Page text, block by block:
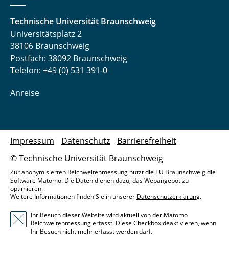
Technische Universität Braunschweig
Universitätsplatz 2
38106 Braunschweig
Postfach: 38092 Braunschweig
Telefon: +49 (0) 531 391-0
Anreise
© Technische Universität Braunschweig
Impressum Datenschutz Barrierefreiheit
Zur anonymisierten Reichweitenmessung nutzt die TU Braunschweig die
Software Matomo. Die Daten dienen dazu, das Webangebot zu
optimieren.
Weitere Informationen finden Sie in unserer Datenschutzerklärung.
Ihr Besuch dieser Website wird aktuell von der Matomo
Reichweitenmessung erfasst. Diese Checkbox deaktivieren, wenn
Ihr Besuch nicht mehr erfasst werden darf.